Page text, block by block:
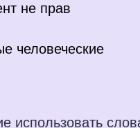
не прав
человеческие
использовать